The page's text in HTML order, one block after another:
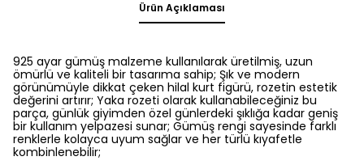
Ürün Açıklaması
925 ayar gümüş malzeme kullanılarak üretilmiş, uzun
ömürlü ve kaliteli bir tasarıma sahip; Şık ve modern
görünümüyle dikkat çeken hilal kurt figürü, rozetin estetik
değerini artırır; Yaka rozeti olarak kullanabileceğiniz bu
parça, günlük giyimden özel günlerdeki şıklığa kadar geniş
bir kullanım yelpazesi sunar; Gümüş rengi sayesinde farklı
renklerle kolayca uyum sağlar ve her türlü kıyafetle
kombinlenebilir;